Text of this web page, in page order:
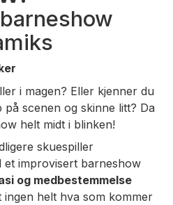
i magen? Eller kjenner du
på scenen og skinne litt? Da
helt midt i blinken!
skuespiller
et improvisert barneshow
og medbestemmelse
ingen helt hva som kommer